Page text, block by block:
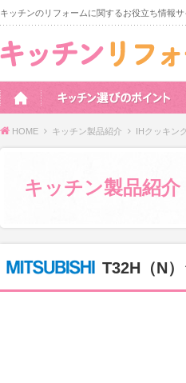
キッチンのリフォームに関するお役立ち情報
HOME キッチン製品紹介 IHクッキン
キッチン製品紹介
T32H（N